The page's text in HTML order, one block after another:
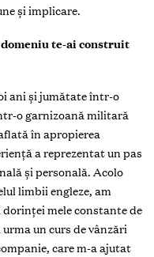
și implicare.
domeniu te-ai construit
ani și jumătate într-o
o garnizoană militară
în apropierea
a reprezentat un pas
și personală. Acolo
limbii engleze, am
mele constante de
un curs de vânzări
care m-a ajutat